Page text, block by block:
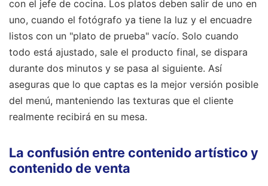
con el jefe de cocina. Los platos deben salir de uno en
uno, cuando el fotógrafo ya tiene la luz y el encuadre
listos con un "plato de prueba" vacío. Solo cuando
todo está ajustado, sale el producto final, se dispara
durante dos minutos y se pasa al siguiente. Así
aseguras que lo que captas es la mejor versión posible
del menú, manteniendo las texturas que el cliente
realmente recibirá en su mesa.
La confusión entre contenido artístico y
contenido de venta